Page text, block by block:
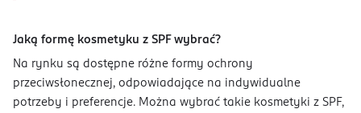
Jaką formę kosmetyku z SPF wybrać?
Na rynku są dostępne różne formy ochrony
przeciwsłonecznej, odpowiadające na indywidualne
potrzeby i preferencje. Można wybrać takie kosmetyki z SPF,